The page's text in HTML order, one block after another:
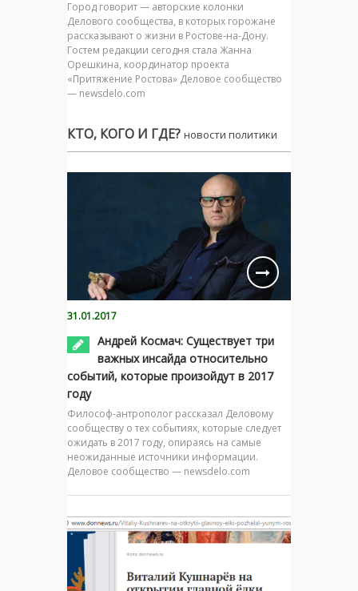
Город говорит — авторские колонки
Делового сообщества, в которых горожане
рассказывают о жизни в Ростове-на-Дону.
Гостем редакции сегодня стала Жанна
Орешкина, координатор проекта
«Притяжение Ростова» Деловое сообщество
— newsdelo.com
КТО, КОГО И ГДЕ? новости политики
31.01.2017
Андрей Космач: Существует три
важных инсайда относительно
событий, которые произойдут в 2017
году
Философ-антрополог рассказал Деловому
сообществу о тех событиях, которые следует
ожидать в 2017 году, опираясь на самые
неожиданные источники информации.
Деловое сообщество — newsdelo.com